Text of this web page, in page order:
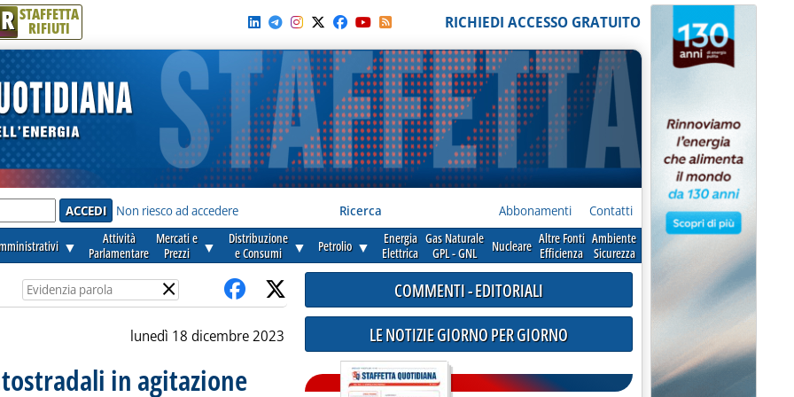
R STAFFETTA
RIFIUTI RICHIEDI ACCESSO GRATUITO
Non riesco ad accedere Ricerca Abbonamenti Contatti
▼
Attività
Parlamentare
Mercati e
Prezzi
▼
Distribuzione
e Consumi
▼ Petrolio ▼
Energia
Elettrica
Gas Naturale
GPL - GNL
Nucleare Altre Fonti
Efficienza
Ambiente
Sicurezza
×
lunedì 18 dicembre 2023
in agitazione
COMMENTI - EDITORIALI
LE NOTIZIE GIORNO PER GIORNO